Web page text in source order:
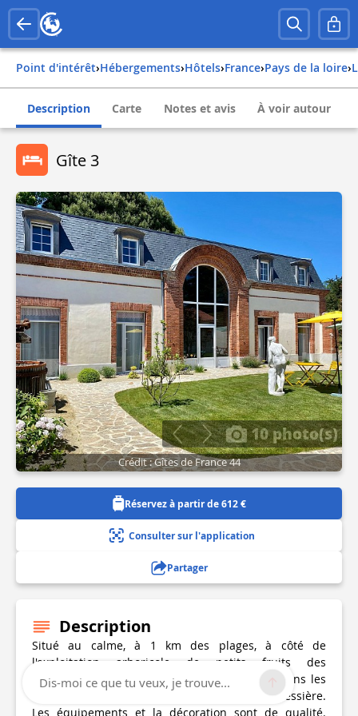
Point d'intérêt› Hébergements› Hôtels› france› pays de la loire›
Description Carte Notes et avis À voir autour
Gîte 3
10 photo(s)
Crédit : Gîtes de France 44
Réservez à partir de 612 €
Consulter sur l'application
Partager
Description
Situé au calme, à 1 km des plages, à côté de
l'exploitation arboricole de petits fruits des
propriétaires, les 3 gîtes/studios sont situés dans les
anciennes dépendances du Château de la Gressière.
Les équipements et la décoration sont de qualité.
Dis-moi ce que tu veux, je trouve...